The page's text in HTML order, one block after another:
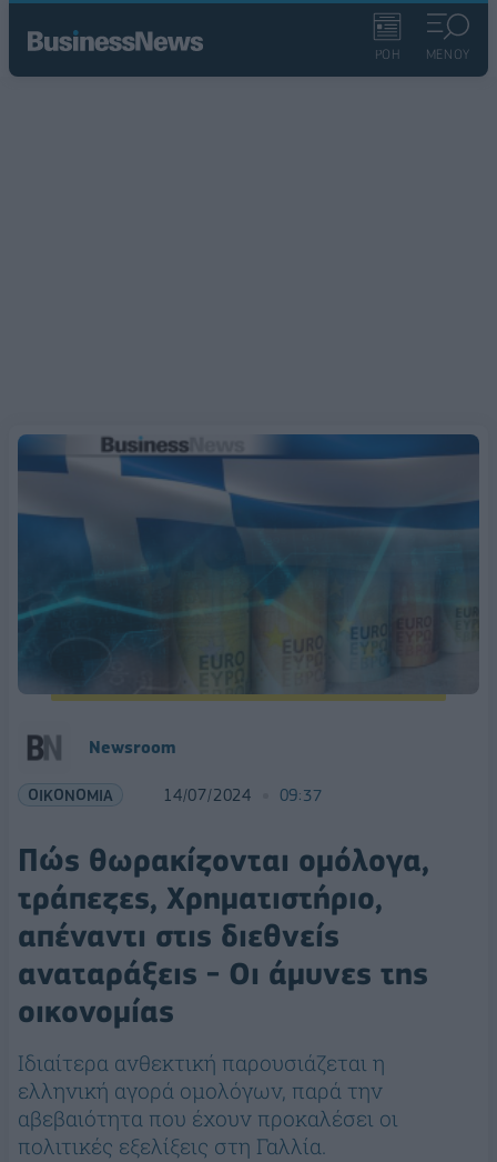
ΡΟΗ ΜΕΝΟΥ
Newsroom
ΟΙΚΟΝΟΜΙΑ 14/07/2024 09:37
Πώς θωρακίζονται ομόλογα,
τράπεζες, Χρηματιστήριο,
απέναντι στις διεθνείς
αναταράξεις - Οι άμυνες της
οικονομίας
Ιδιαίτερα ανθεκτική παρουσιάζεται η
ελληνική αγορά ομολόγων, παρά την
αβεβαιότητα που έχουν προκαλέσει οι
πολιτικές εξελίξεις στη Γαλλία.